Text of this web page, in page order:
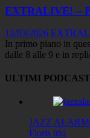
EXTRALIVE! –
12/03/2026
In primo piano in
dalle 8 alle 9 e in
ULTIMI PODCAST
JAZZ ALARM
Floris trio